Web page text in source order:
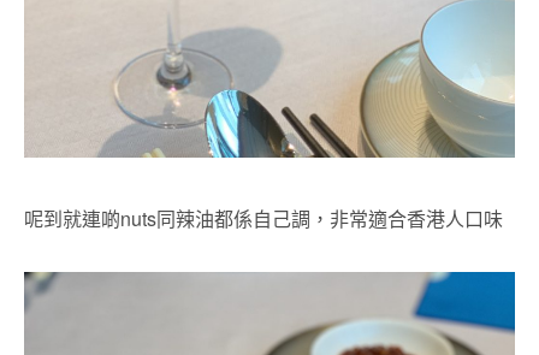
呢到就連啲nuts同辣油都係自己調，非常適合香港人口味